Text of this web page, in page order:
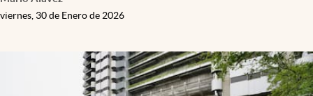
viernes, 30 de Enero de 2026